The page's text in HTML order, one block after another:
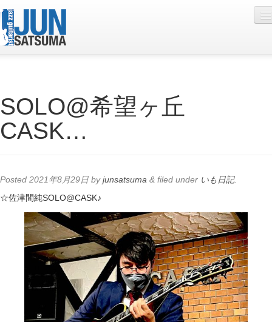
Live Schedule
Discography
Contact
YouTube
Online Lesson
SOLO@希望ヶ丘
CASK…
Posted 2021年8月29日 byjunsatsuma & filed under いも日記.
☆佐津間純SOLO@CASK♪